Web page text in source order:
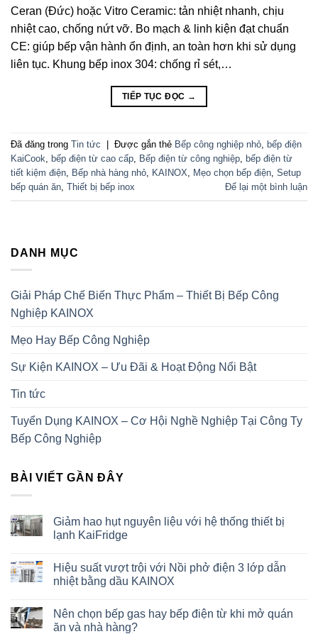
Ceran (Đức) hoặc Vitro Ceramic: tản nhiệt nhanh, chịu
nhiệt cao, chống nứt vỡ. Bo mạch & linh kiện đạt chuẩn
CE: giúp bếp vận hành ổn định, an toàn hơn khi sử dụng
liên tục. Khung bếp inox 304: chống rỉ sét,…
TIẾP TỤC ĐỌC →
Đã đăng trong Tin tức Được gắn thẻ Bếp công nghiệp nhỏ
bếp điện
KaiCook
bếp điện từ cao cấp Bếp điện từ công nghiệp
bếp điện từ
tiết kiệm điện
Bếp nhà hàng nhỏ KAINOX Mẹo chọn bếp điện Setup
bếp quán ăn Thiết bị bếp inox Để lại một bình luận
DANH MỤC
Giải Pháp Chế Biến Thực Phẩm – Thiết Bị Bếp Công
Nghiệp KAINOX
Mẹo Hay Bếp Công Nghiệp
Sự Kiện KAINOX – Ưu Đãi & Hoạt Động Nổi Bật
Tin tức
Tuyển Dụng KAINOX – Cơ Hội Nghề Nghiệp Tại Công Ty
Bếp Công Nghiệp
BÀI VIẾT GẦN ĐÂY
Giảm hao hụt nguyên liệu với hệ thống thiết bị
lạnh KaiFridge
Hiệu suất vượt trội với Nồi phở điện 3 lớp dẫn
nhiệt bằng dầu KAINOX
Nên chọn bếp gas hay bếp điện từ khi mở quán
ăn và nhà hàng?